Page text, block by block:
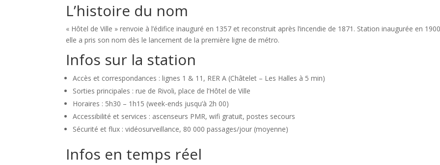
L’histoire du nom
« Hôtel de Ville » renvoie à l’édifice inauguré en 1357 et reconstruit après l’incendie de 1871. Station inaugurée en
elle a pris son nom dès le lancement de la première ligne de métro.
Infos sur la station
Accès et correspondances : lignes 1 & 11, RER A (Châtelet – Les Halles à 5 min)
Sorties principales : rue de Rivoli, place de l’Hôtel de Ville
Horaires : 5h30 – 1h15 (week-ends jusqu’à 2h 00)
Accessibilité et services : ascenseurs PMR, wifi gratuit, postes secours
Sécurité et flux : vidéosurveillance, 80 000 passages/jour (moyenne)
Infos en temps réel